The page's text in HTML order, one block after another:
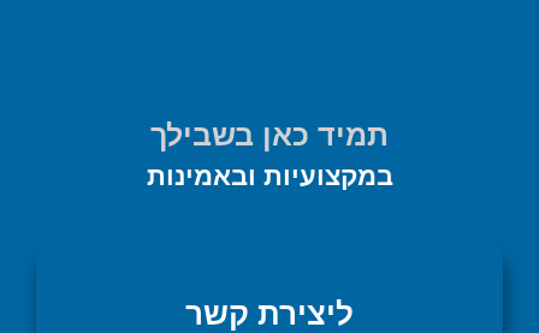
תמיד כאן בשבילך
במקצועיות ובאמינות
ליצירת קשר